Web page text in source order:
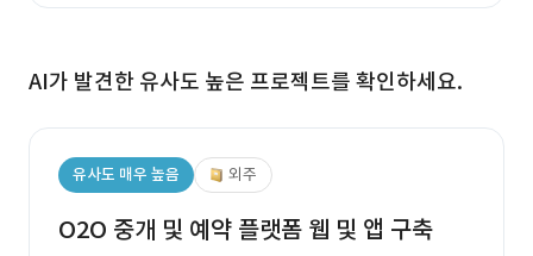
AI가 발견한 유사도 높은 프로젝트를 확인하세요.
유사도 매우 높음 외주
O2O 중개 및 예약 플랫폼 웹 및 앱 구축